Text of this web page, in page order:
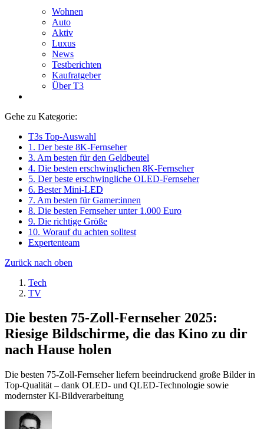
Wohnen
Auto
Aktiv
Luxus
News
Testberichten
Kaufratgeber
Über T3
Gehe zu Kategorie:
T3s Top-Auswahl
1. Der beste 8K-Fernseher
3. Am besten für den Geldbeutel
4. Die besten erschwinglichen 8K-Fernseher
5. Der beste erschwingliche OLED-Fernseher
6. Bester Mini-LED
7. Am besten für Gamer:innen
8. Die besten Fernseher unter 1.000 Euro
9. Die richtige Größe
10. Worauf du achten solltest
Expertenteam
Zurück nach oben
Tech
TV
Die besten 75-Zoll-Fernseher 2025:
Riesige Bildschirme, die das Kino zu dir
nach Hause holen
Die besten 75-Zoll-Fernseher liefern beeindruckend große Bilder in
Top-Qualität – dank OLED- und QLED-Technologie sowie
modernster KI-Bildverarbeitung